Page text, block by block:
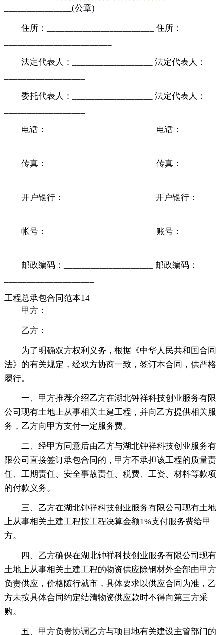
_______________(公章)
住所：________________________ 住所：
法定代表人：__________________ 法定代表人：
委托代表人：__________________ 法定代表人：
电话：________________________ 电话：
传真：________________________ 传真：
开户银行：____________________ 开户银行：
帐号：________________________ 账号：
邮政编码：____________________ 邮政编码：
工程总承包合同范本14
甲方：
乙方：
为了明确双方权利义务，根据《中华人民共和国合同
法》的有关规定，经双方协商一致，签订本合同，供严格
履行。
一、甲方推荐介绍乙方在湖北钟祥科技创业服务有限
公司现有土地上从事相关土建工程，并向乙方提供相关服
务，乙方向甲方支付一定服务费。
二、经甲方同意后由乙方与湖北钟祥科技创业服务有
限公司直接签订承包合同的，甲方不承担该工程的质量责
任、工期责任、安全事故责任、税费、工资、材料等款项
的付款义务。
三、乙方在湖北钟祥科技创业服务有限公司现有土地
上从事相关土建工程按工程决算金额1%支付服务费给甲
方。
四、乙方确保在湖北钟祥科技创业服务有限公司现有
土地上从事相关土建工程的物资供应除钢材外全部由甲方
负责供应，价格随行就市，具体要求以供应合同为准，乙
方未按具体合同约定结清物资供应款时不得向第三方采
购。
五、甲方负责协调乙方与项目地有关建设主管部门的